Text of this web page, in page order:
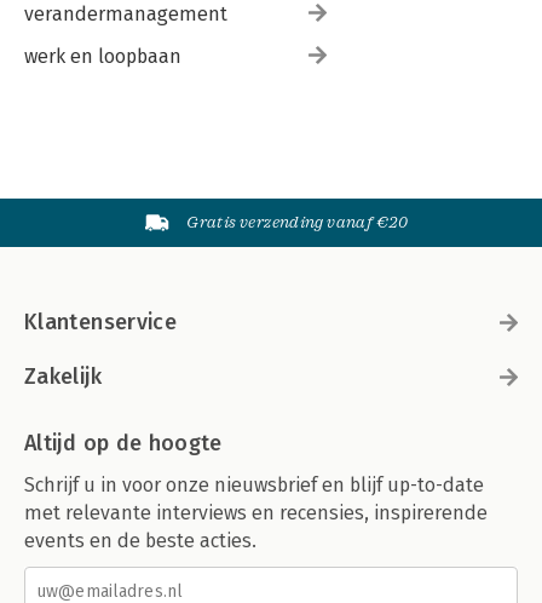
verandermanagement
werk en loopbaan
Gratis verzending vanaf €20
Klantenservice
Zakelijk
Altijd op de hoogte
Schrijf u in voor onze nieuwsbrief en blijf up-to-date
met relevante interviews en recensies, inspirerende
events en de beste acties.